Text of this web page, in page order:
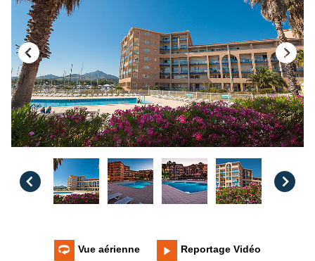
Vue aérienne Reportage Vidéo